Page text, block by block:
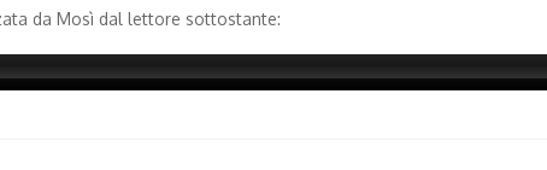
da Mosì dal lettore sottostante: